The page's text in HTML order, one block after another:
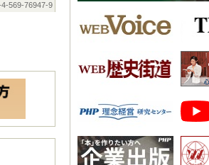
4-569-76947-9